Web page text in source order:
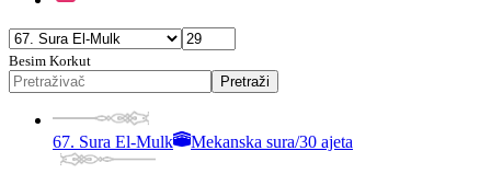
Besim Korkut
Pretraži
67. Sura El-Mulk Mekanska sura/30 ajeta